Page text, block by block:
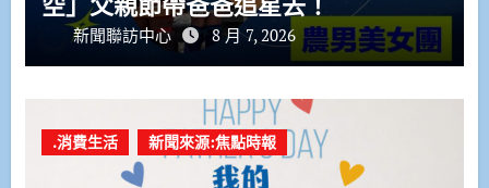
新聞聯訪中心 8 月 7, 2026
.消費生活 新聞來源:焦點時報